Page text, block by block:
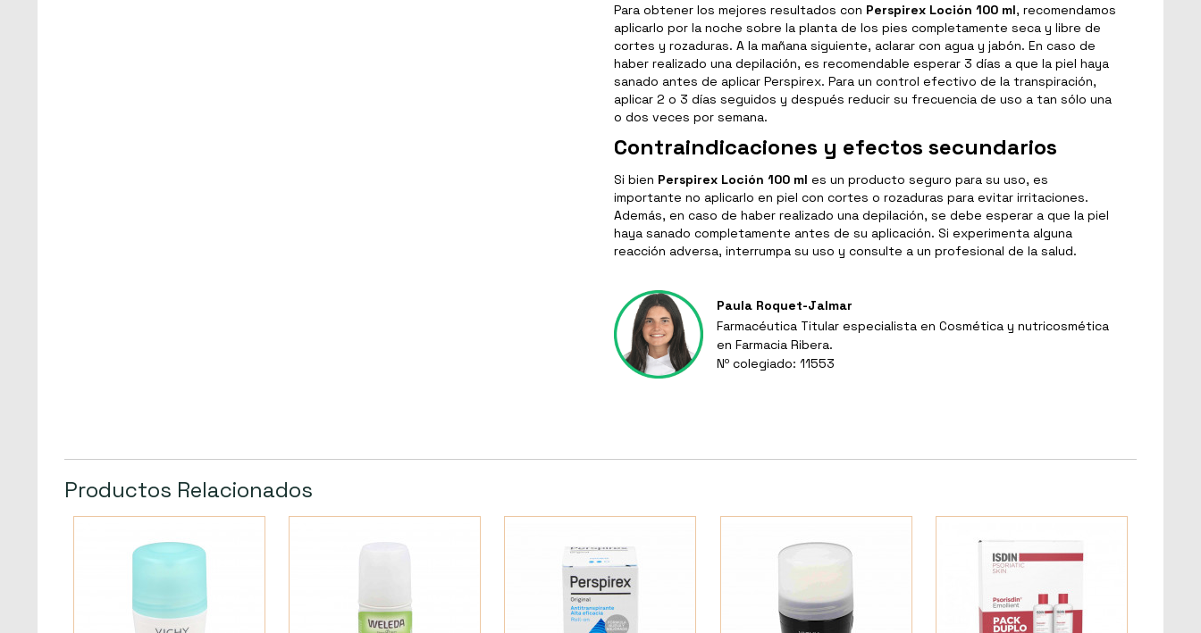
Para obtener los mejores resultados con Perspirex Loción 100 ml, recomendamos
aplicarlo por la noche sobre la planta de los pies completamente seca y libre de
cortes y rozaduras. A la mañana siguiente, aclarar con agua y jabón. En caso de
haber realizado una depilación, es recomendable esperar 3 días a que la piel haya
sanado antes de aplicar Perspirex. Para un control efectivo de la transpiración,
aplicar 2 o 3 días seguidos y después reducir su frecuencia de uso a tan sólo una
o dos veces por semana.
Contraindicaciones y efectos secundarios
Si bien Perspirex Loción 100 ml es un producto seguro para su uso, es
importante no aplicarlo en piel con cortes o rozaduras para evitar irritaciones.
Además, en caso de haber realizado una depilación, se debe esperar a que la piel
haya sanado completamente antes de su aplicación. Si experimenta alguna
reacción adversa, interrumpa su uso y consulte a un profesional de la salud.
Paula Roquet-Jalmar
Farmacéutica Titular especialista en Cosmética y nutricosmética
en Farmacia Ribera.
Nº colegiado: 11553
Productos Relacionados